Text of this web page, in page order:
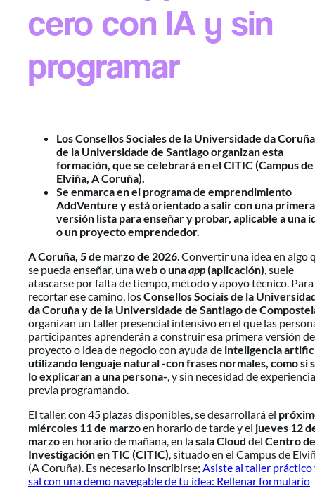
cero con IA y sin
programar
Los Consellos Sociales de la Universidade da
de la Universidade de Santiago organizan esta
formación, que se celebrará en el CITIC (Campus de
Elviña, A Coruña).
Se enmarca en el programa de emprendimiento
AddVenture y está orientado a salir con una primera
versión lista para enseñar y probar, aplicable a una
o un proyecto emprendedor.
A Coruña, 5 de marzo de 2026. Convertir una idea en algo
se pueda enseñar, unaweb o unaapp(aplicación), suele
atascarse por falta de tiempo, método y apoyo técnico. Para
recortar ese camino, losConsellos Sociais de la
da Coruña y de la Universidade de Santiago de
organizan un taller presencial intensivo en el que las
participantes aprenderán a construir esa primera versión
proyecto o idea de negocio con ayuda de inteligencia
utilizando lenguaje natural -con frases normales, como si
lo explicaran a una persona-, y sin necesidad de experiencia
previa programando.
El taller, con 45 plazas disponibles, se desarrollará el
miércoles 11 de marzoen horario de tarde y el jueves 12
marzoen horario de mañana, en lasala Cloud del Centro de
Investigación en TIC (CITIC), situado en el Campus de
(A Coruña). Es necesario inscribirse; Asiste al taller práctico
sal con una demo navegable de tu idea: Rellenar formulario